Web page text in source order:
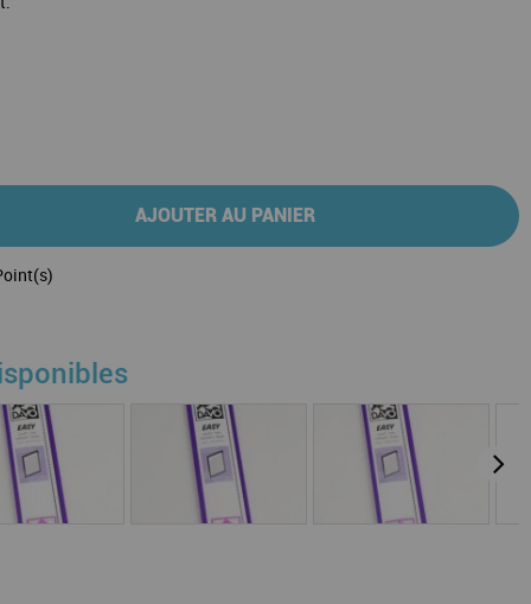
AJOUTER AU PANIER